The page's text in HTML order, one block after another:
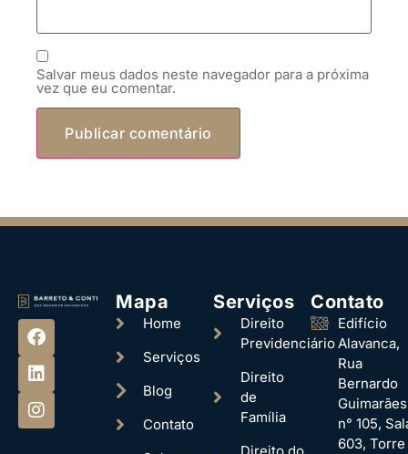
Salvar meus dados neste navegador para a próxima
vez que eu comentar.
Mapa
Home
Serviços
Blog
Contato
Serviços
Direito
Previdenciário
Direito
de
Família
Contato
Edifício
Alavanca,
Rua
Bernardo
n° 105,
603, Torre